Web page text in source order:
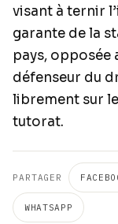
visant à ternir
garante de la
pays, opposée
défenseur du
librement sur
tutorat.
PARTAGER
WHATSAPP